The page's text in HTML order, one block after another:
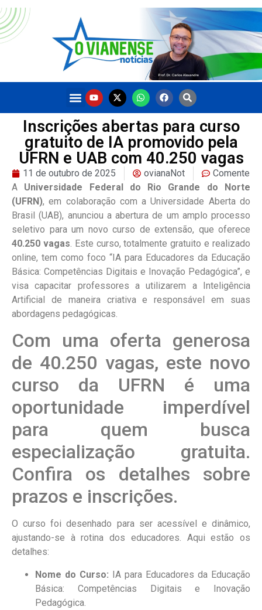
Inscrições abertas para curso
gratuito de IA promovido pela
UFRN e UAB com 40.250 vagas
11 de outubro de 2025 ovianaNot
Comente
A Universidade Federal do Rio Grande do Norte
(UFRN), em colaboração com a Universidade Aberta do
Brasil (UAB), anunciou a abertura de um amplo processo
seletivo para um novo curso de extensão, que oferece
40.250 vagas. Este curso, totalmente gratuito e realizado
online, tem como foco “IA para Educadores da Educação
Básica: Competências Digitais e Inovação Pedagógica”, e
visa capacitar professores a utilizarem a Inteligência
Artificial de maneira criativa e responsável em suas
abordagens pedagógicas.
Com uma oferta generosa
de 40.250 vagas, este novo
curso da UFRN é uma
oportunidade imperdível
para quem busca
especialização gratuita.
Confira os detalhes sobre
prazos e inscrições.
O curso foi desenhado para ser acessível e dinâmico,
ajustando-se à rotina dos educadores. Aqui estão os
detalhes:
Nome do Curso: IA para Educadores da Educação
Básica: Competências Digitais e Inovação
Pedagógica.